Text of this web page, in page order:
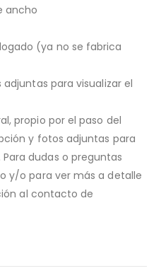
ancho
(ya no se fabrica
para visualizar el
propio por el paso del
y fotos adjuntas para
dudas o preguntas
y/o para ver más a detalle
al contacto de